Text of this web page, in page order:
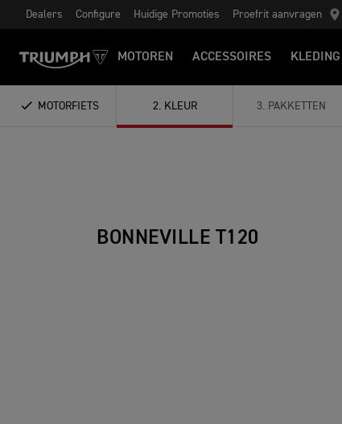
Dealers Configure Huidige Promoties Proefrit aanvragen
MOTOREN ACCESSOIRES KLEDING
MOTORFIETS 2. KLEUR 3. PAKKETTEN
BONNEVILLE T120